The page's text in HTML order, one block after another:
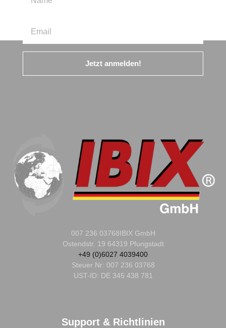
Jetzt anmelden!
007 236 03768IBIX GmbH
Ostendstr. 19 64319 Pfungstadt
+49 (0)6027 4039400
Steuer Nr: 007 236 03768
UST-ID: DE 345 438 781
Support & Richtlinien